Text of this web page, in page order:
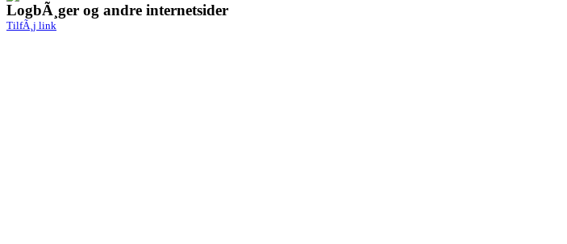
LogbÃ¸ger og andre internetsider
TilfÃ¸j link